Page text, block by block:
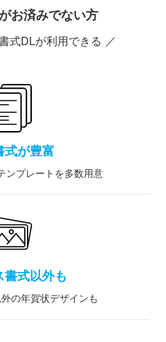
お済みでない方
式DLが利用できる ／
式が豊富
ンプレートを多数用意
書式以外も
の年賀状デザインも